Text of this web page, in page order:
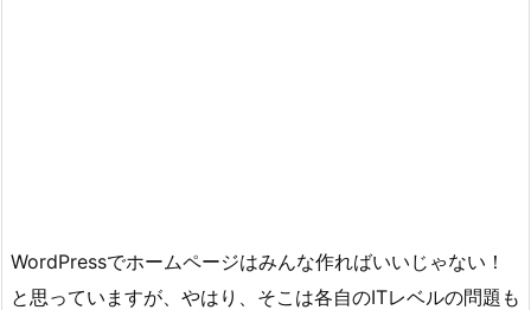
WordPressでホームページはみんな作ればいいじゃない！
と思っていますが、やはり、そこは各自のITレベルの問題も